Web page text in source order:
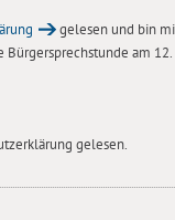
gelesen und bin
am
gelesen.